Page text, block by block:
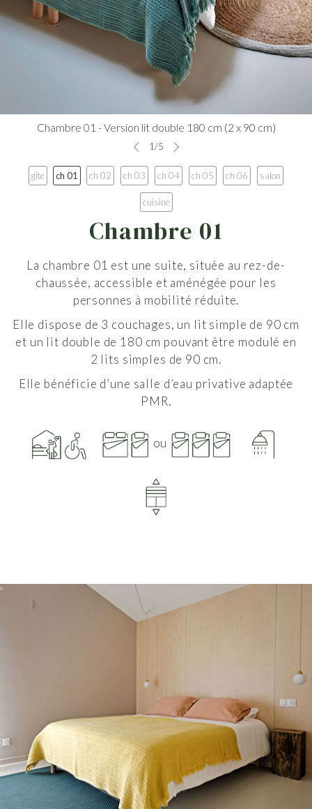
Chambre 01 - Version lit double 180 cm (2 x 90 cm)
1/5
gîte ch 01 ch 02 ch 03 ch 04 ch 05 ch 06 salon
cuisine
Chambre 01
La chambre 01 est une suite, située au rez-de-
chaussée, accessible et aménégée pour les
personnes à mobilité réduite.
Elle dispose de 3 couchages, un lit simple de 90 cm
et un lit double de 180 cm pouvant être modulé en
2 lits simples de 90 cm.
Elle bénéficie d’une salle d’eau privative adaptée
PMR.
ou